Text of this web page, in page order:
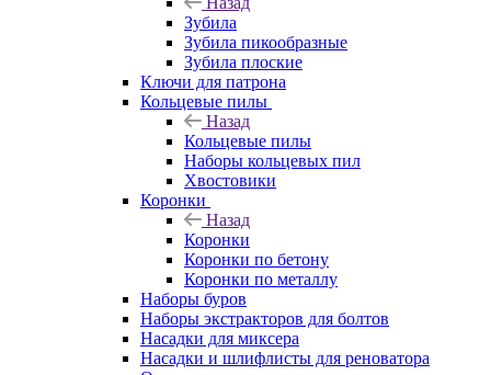
Зубила
Зубила пикообразные
Зубила плоские
Ключи для патрона
Кольцевые пилы
Назад
Кольцевые пилы
Наборы кольцевых пил
Хвостовики
Коронки
Назад
Коронки
Коронки по бетону
Коронки по металлу
Наборы буров
Наборы экстракторов для болтов
Насадки для миксера
Насадки и шлифлисты для реноватора